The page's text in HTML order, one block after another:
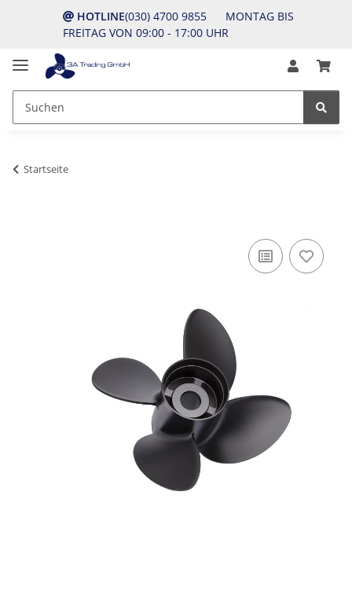
HOTLINE(030) 4700 9855 MONTAG BIS
FREITAG VON 09:00 - 17:00 UHR
Startseite